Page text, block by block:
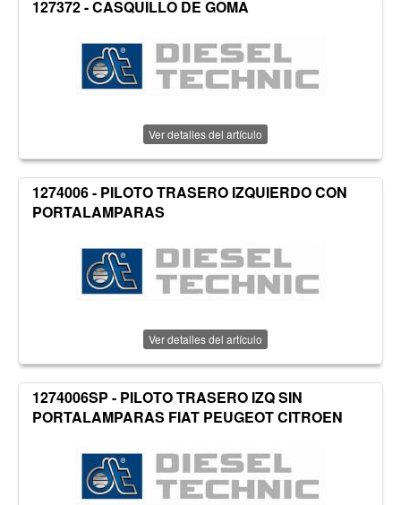
127372 - CASQUILLO DE GOMA
Ver detalles del artículo
1274006 - PILOTO TRASERO IZQUIERDO CON
PORTALAMPARAS
Ver detalles del artículo
1274006SP - PILOTO TRASERO IZQ SIN
PORTALAMPARAS FIAT PEUGEOT CITROEN